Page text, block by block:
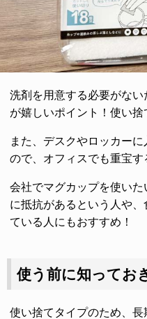
洗剤を用意する必要がな
が嬉しいポイント！使い捨
また、デスクやロッカー
ので、オフィスでも重宝す
会社でマグカップを使い
に抵抗があるという人や
ている人にもおすすめ！
使う前に知ってお
使い捨てタイプのため、